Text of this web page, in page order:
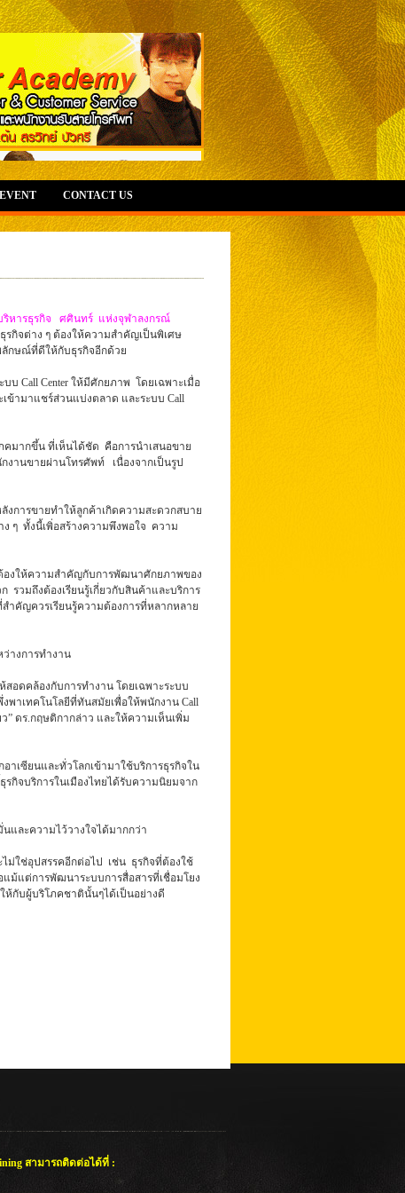
CONTACT US
หารธุรกิจ ศศินทร์ แห่งจุฬาลงกรณ์
รกิจต่าง ๆ ต้องให้ความสำคัญเป็นพิเศษ
ลักษณ์ที่ดีให้กับธุรกิจอีกด้วย
Call Center ให้มีศักยภาพ โดยเฉพาะเมื่อ
เข้ามาแชร์ส่วนแบ่งตลาด และระบบ Call
คมากขึ้น ที่เห็นได้ชัด คือการนำเสนอขาย
งานขายผ่านโทรศัพท์ เนื่องจากเป็นรูป
การขายทำให้ลูกค้าเกิดความสะดวกสบาย
ๆ ทั้งนี้เพิ่อสร้างความพึงพอใจ ความ
องให้ความสำคัญกับการพัฒนาศักยภาพของ
รวมถึงต้องเรียนรู้เกี่ยวกับสินค้าและบริการ
คัญควรเรียนรู้ความต้องการที่หลากหลาย
างการทำงาน
อดคล้องกับการทำงาน โดยเฉพาะระบบ
าเทคโนโลยีที่ทันสมัยเพื่อให้พนักงาน Call
” ดร.กฤษติกากล่าว และให้ความเห็นเพิ่ม
เซียนและทั่วโลกเข้ามาใช้บริการธุรกิจใน
กิจบริการในเมืองไทยได้รับความนิยมจาก
และความไว้วางใจได้มากกว่า
ไม่ใช่อุปสรรคอีกต่อไป เช่น ธุรกิจที่ต้องใช้
แม้แต่การพัฒนาระบบการสื่อสารที่เชื่อมโยง
ห้กับผู้บริโภคชาตินั้นๆได้เป็นอย่างดี
สามารถติดต่อได้ที่ :